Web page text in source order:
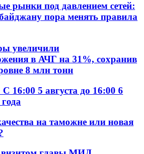
рынки под давлением сетей:
пора менять правила
увеличили
в АЧГ на 31%, сохранив
8 млн тонн
16:00 5 августа до 16:00 6
на таможне или новая